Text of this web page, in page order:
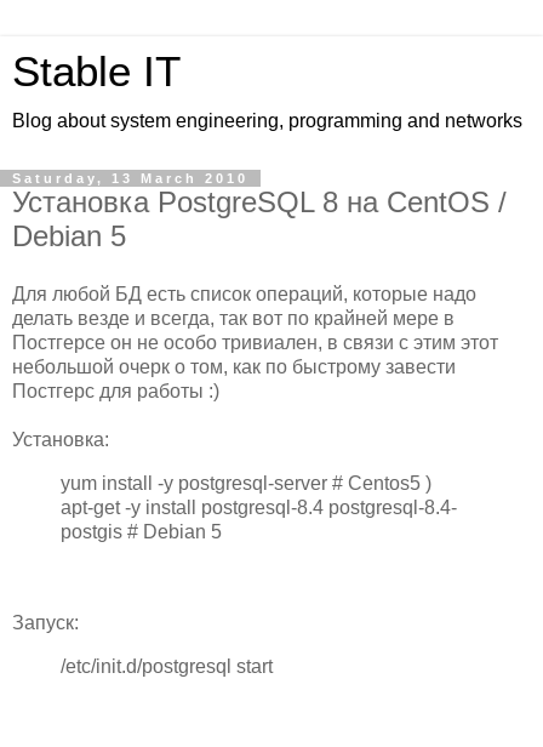
Stable IT
Blog about system engineering, programming and networks
Saturday, 13 March 2010
Установка PostgreSQL 8 на CentOS /
Debian 5
Для любой БД есть список операций, которые надо
делать везде и всегда, так вот по крайней мере в
Постгерсе он не особо тривиален, в связи с этим этот
небольшой очерк о том, как по быстрому завести
Постгерс для работы :)
Установка:
yum install -y postgresql-server # Centos5 )
apt-get -y install postgresql-8.4 postgresql-8.4-
postgis # Debian 5
Запуск:
/etc/init.d/postgresql start